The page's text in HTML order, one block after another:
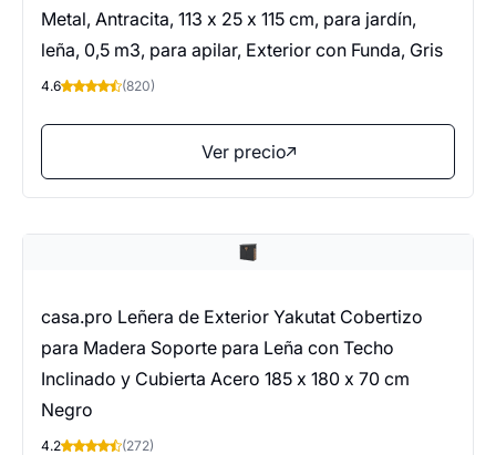
Metal, Antracita, 113 x 25 x 115 cm, para jardín,
leña, 0,5 m3, para apilar, Exterior con Funda, Gris
4.6 (820)
Ver precio
casa.pro Leñera de Exterior Yakutat Cobertizo
para Madera Soporte para Leña con Techo
Inclinado y Cubierta Acero 185 x 180 x 70 cm
Negro
4.2 (272)